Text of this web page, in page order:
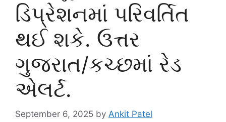
ડિપ્રેશનમાં પરિવર્તિત
થઈ શકે. ઉત્તર
ગુજરાત/કચ્છમાં રેડ
એલર્ટ.
September 6, 2025 by Ankit Patel